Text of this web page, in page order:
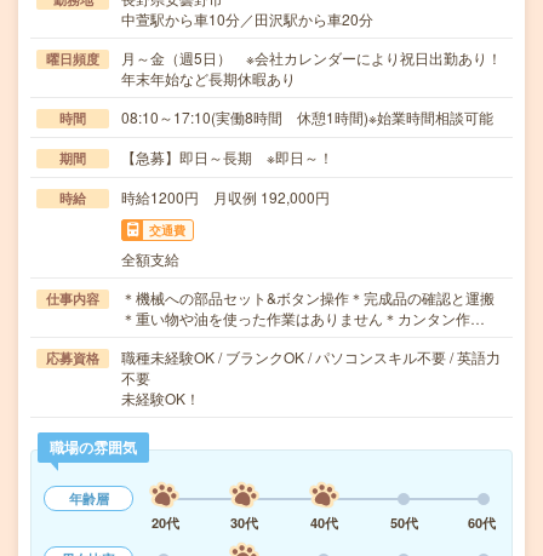
中萱駅から車10分／田沢駅から車20分
曜日頻度
月～金（週5日） ※会社カレンダーにより祝日出勤あり！
年末年始など長期休暇あり
時間 08:10～17:10(実働8時間 休憩1時間)※始業時間相談可能
期間 【急募】即日～長期 ※即日～！
時給 時給1200円 月収例 192,000円
交通費
全額支給
仕事内容
＊機械への部品セット&ボタン操作＊完成品の確認と運搬
＊重い物や油を使った作業はありません＊カンタン作…
応募資格
職種未経験OK / ブランクOK / パソコンスキル不要 / 英語力
不要
未経験OK！
職場の雰囲気
年齢層
20代
30代 40代 50代
60代